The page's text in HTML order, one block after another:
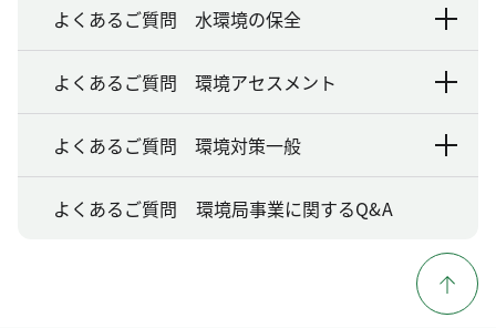
よくあるご質問 水環境の保全
よくあるご質問 環境アセスメント
よくあるご質問 環境対策一般
よくあるご質問 環境局事業に関するQ&A